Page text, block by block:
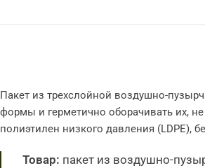
Пакет из трехслойной воздушно-
формы и герметично оборачивать их,
полиэтилен низкого давления (LDPE),
Товар: пакет из воздушно-